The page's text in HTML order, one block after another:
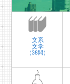
文系
文学
（38問）